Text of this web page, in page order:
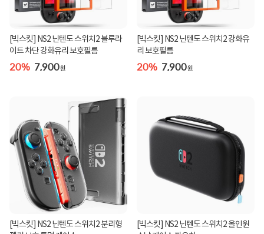
[빅스킷] NS2 닌텐도 스위치2 블루라
이트 차단 강화유리 보호필름
20% 7,900원
[빅스킷] NS2 닌텐도 스위치2 강화유
리 보호필름
20% 7,900원
[빅스킷] NS2 닌텐도 스위치2 분리형
[빅스킷] NS2 닌텐도 스위치2 올인원